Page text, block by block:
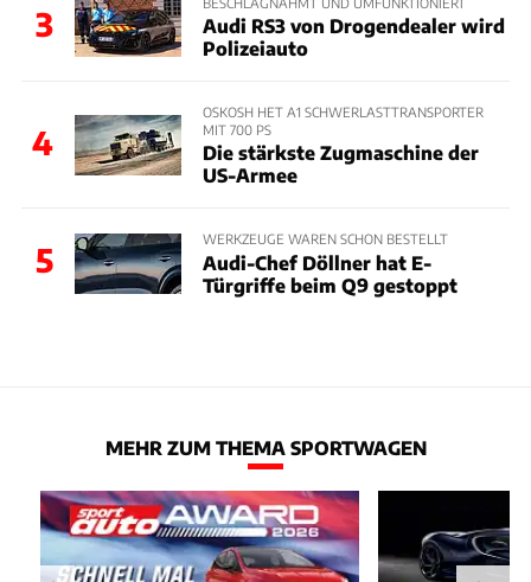
3
Audi RS3 von Drogendealer wird
Polizeiauto
4
OSKOSH HET A1 SCHWERLASTTRANSPORTER
MIT 700 PS
Die stärkste Zugmaschine der
US-Armee
5
WERKZEUGE WAREN SCHON BESTELLT
Audi-Chef Döllner hat E-
Türgriffe beim Q9 gestoppt
MEHR ZUM THEMA SPORTWAGEN